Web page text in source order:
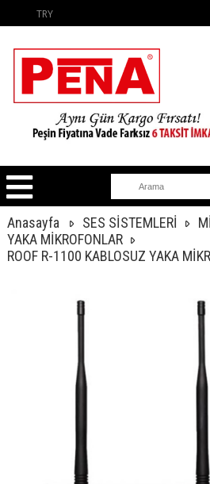
TRY
Anasayfa SES SİSTEMLERİ
YAKA MİKROFONLAR
ROOF R-1100 KABLOSUZ YAKA